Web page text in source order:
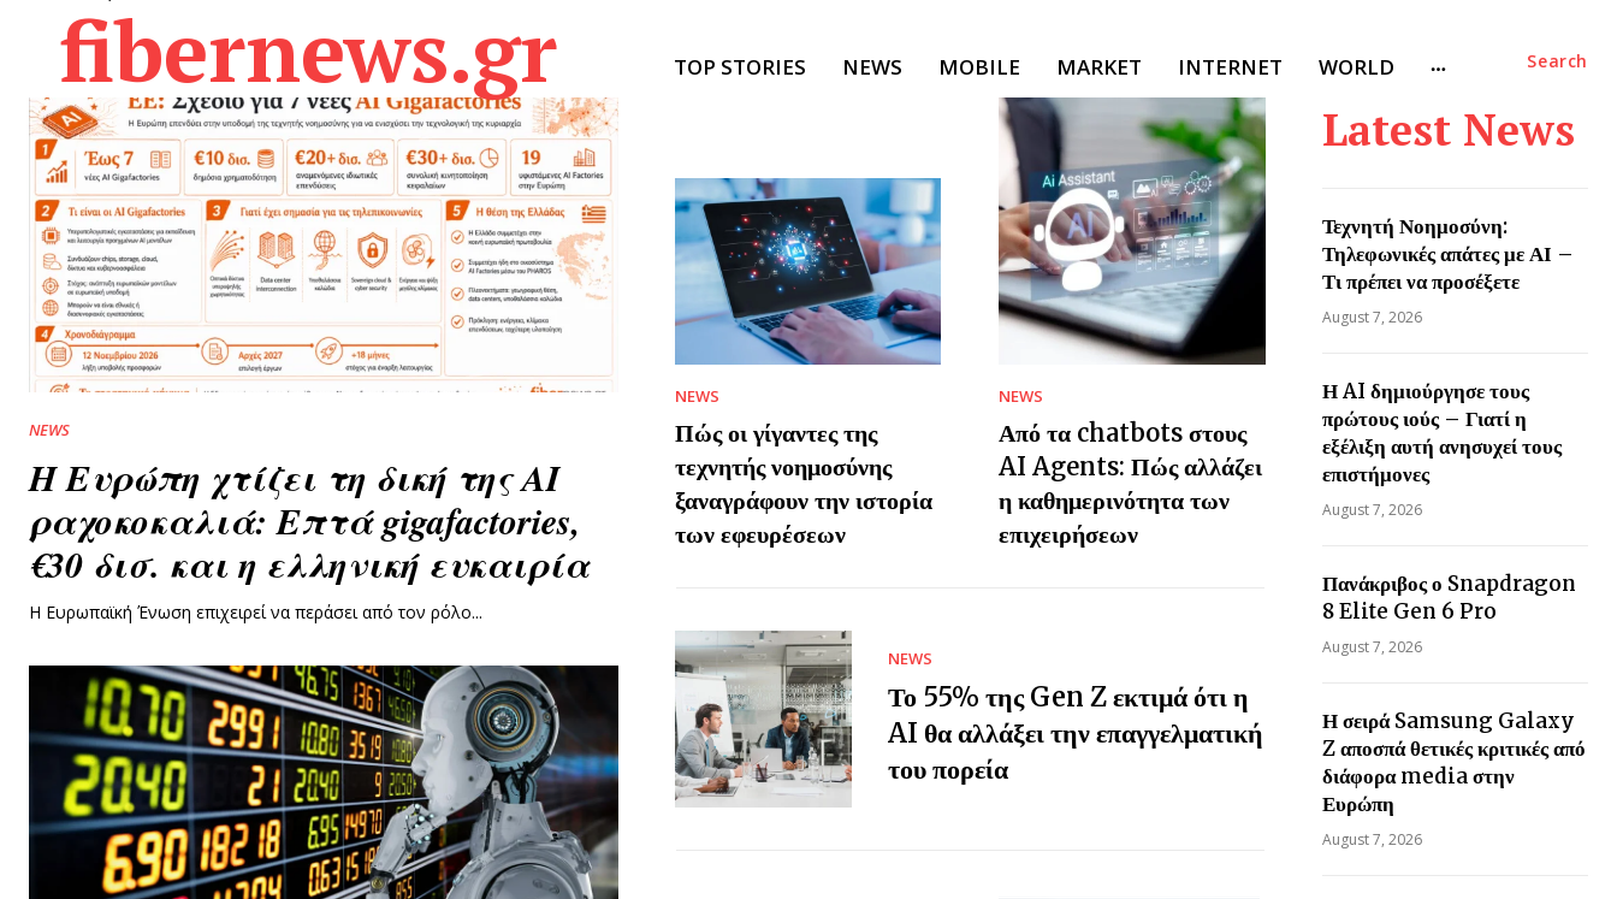
fibernews.gr Search
TOP STORIES NEWS MOBILE MARKET INTERNET WORLD
NEWS
Η Ευρώπη χτίζει τη δική της AI
ραχοκοκαλιά: Επτά gigafactories,
€30 δισ. και η ελληνική ευκαιρία
Η Ευρωπαϊκή Ένωση επιχειρεί να περάσει από τον ρόλο...
NEWS
Πώς οι γίγαντες της
τεχνητής νοημοσύνης
ξαναγράφουν την ιστορία
των εφευρέσεων
NEWS
Από τα chatbots στους
AI Agents: Πώς αλλάζει
η καθημερινότητα των
επιχειρήσεων
NEWS
Το 55% της Gen Z εκτιμά ότι η
AI θα αλλάξει την επαγγελματική
του πορεία
Latest News
Τεχνητή Νοημοσύνη:
Τηλεφωνικές απάτες με ΑΙ –
Τι πρέπει να προσέξετε
August 7, 2026
Η AI δημιούργησε τους
πρώτους ιούς – Γιατί η
εξέλιξη αυτή ανησυχεί τους
επιστήμονες
August 7, 2026
Πανάκριβος ο Snapdragon
8 Elite Gen 6 Pro
August 7, 2026
Η σειρά Samsung Galaxy
Z αποσπά θετικές κριτικές από
διάφορα media στην
Ευρώπη
August 7, 2026